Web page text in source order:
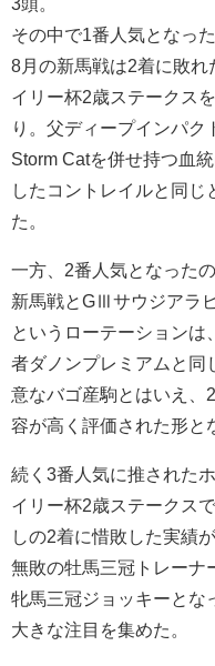
その中で1番人気となっ
8月の新馬戦は2着に敗
イリー杯2歳ステークス
り。父ディープインパク
Storm Catを併せ持つ血
したコントレイルと同じ
た。
一方、2番人気となった
新馬戦とGⅢサウジアラ
というローテーション
者ダノンプレミアムと同
意なバゴ産駒とはいえ、
容が高く評価された形と
続く3番人気に推された
イリー杯2歳ステークス
しの2着に惜敗した実績
無敗の牡馬三冠トレーナ
牝馬三冠ジョッキーとな
大きな注目を集めた。